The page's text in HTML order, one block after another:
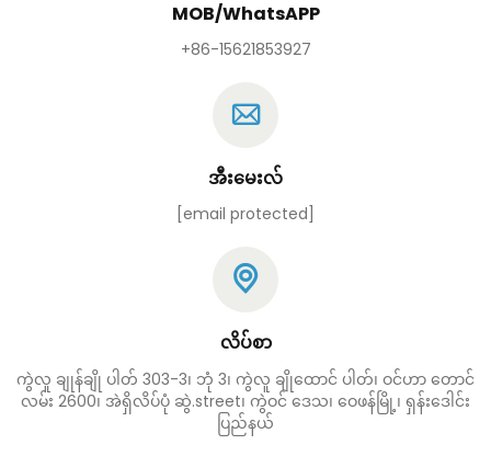
MOB/WhatsAPP
+86-15621853927
အီးမေးလ်
[email protected]
လိပ်စာ
ကွဲလူ ချုန်ချို ပါတ် 303-3၊ ဘုံ 3၊ ကွဲလူ ချိုထောင် ပါတ်၊ ဝင်ဟာ တောင်
လမ်း 2600၊ အဲရှိလိပ်ပုံ ဆွဲ.street၊ ကွဲဝင် ဒေသ၊ ဝေဖန်မြို့၊ ရှန်းဒေါင်း
ပြည်နယ်